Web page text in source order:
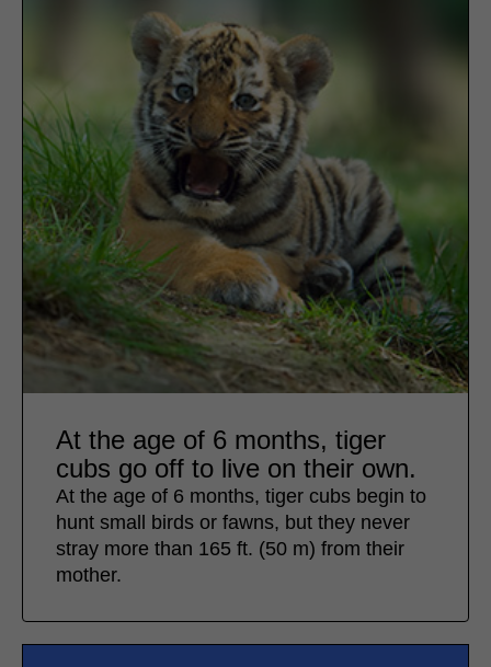
At the age of 6 months, tiger
cubs go off to live on their own.
At the age of 6 months, tiger cubs begin to
hunt small birds or fawns, but they never
stray more than 165 ft. (50 m) from their
mother.